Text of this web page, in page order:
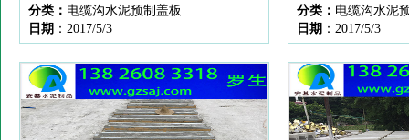
分类： 电缆沟水泥预制盖板
日期 ：2017/5/3
分类： 电缆沟水泥
日期 ：2017/5/3